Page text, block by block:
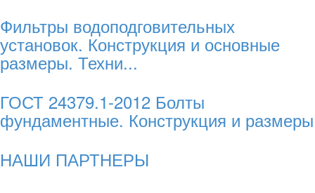
Фильтры водоподговительных
установок. Конструкция и основные
размеры. Техни...
ГОСТ 24379.1-2012 Болты
фундаментные. Конструкция и размеры
НАШИ ПАРТНЕРЫ